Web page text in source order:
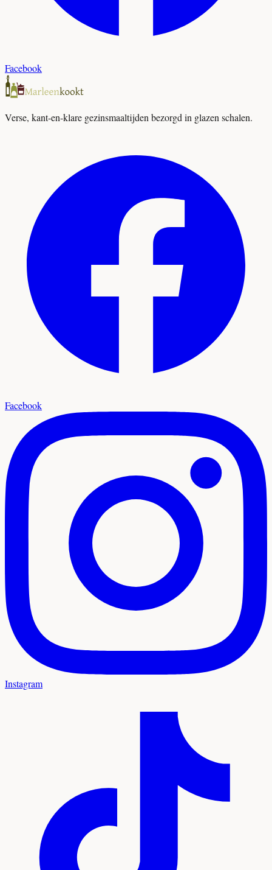
Facebook
Verse, kant-en-klare gezinsmaaltijden bezorgd in glazen schalen.
Facebook
Instagram